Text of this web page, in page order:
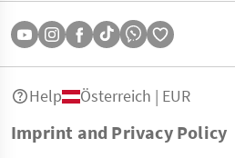
Imprint and Privacy Policy
Help Österreich | EUR